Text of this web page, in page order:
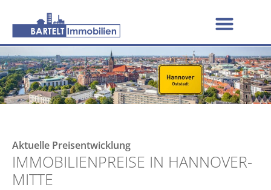
Aktuelle Preisentwicklung
IMMOBILIENPREISE IN HANNOVER-
MITTE